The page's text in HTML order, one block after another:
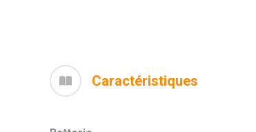
Caractéristiques